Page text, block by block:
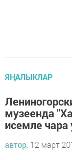
ЯҢАЛЫКЛАР
музеенда
исемле
автор, 12 март